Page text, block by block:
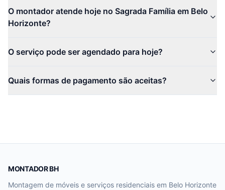
O montador atende hoje no Sagrada Família em Belo
Horizonte?
O serviço pode ser agendado para hoje?
Quais formas de pagamento são aceitas?
MONTADOR BH
Montagem de móveis e serviços residenciais em Belo Horizonte